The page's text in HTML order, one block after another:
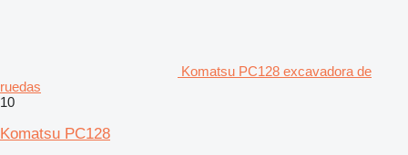
Komatsu PC128 excavadora de
ruedas
10
Komatsu PC128